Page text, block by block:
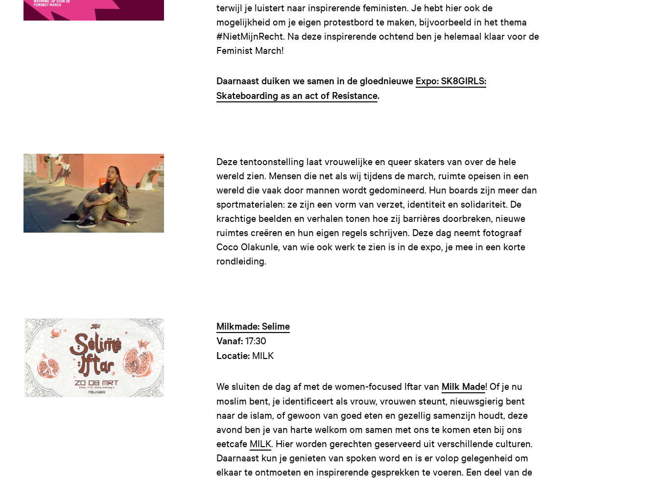
terwijl je luistert naar inspirerende feministen. Je hebt hier ook de
mogelijkheid om je eigen protestbord te maken, bijvoorbeeld in het thema
#NietMijnRecht. Na deze inspirerende ochtend ben je helemaal klaar voor de
Feminist March!
Daarnaast duiken we samen in de gloednieuwe Expo: SK8GIRLS:
Skateboarding as an act of Resistance.
Deze tentoonstelling laat vrouwelijke en queer skaters van over de hele
wereld zien. Mensen die net als wij tijdens de march, ruimte opeisen in een
wereld die vaak door mannen wordt gedomineerd. Hun boards zijn meer dan
sportmaterialen: ze zijn een vorm van verzet, identiteit en solidariteit. De
krachtige beelden en verhalen tonen hoe zij barrières doorbreken, nieuwe
ruimtes creëren en hun eigen regels schrijven. Deze dag neemt fotograaf
Coco Olakunle, van wie ook werk te zien is in de expo, je mee in een korte
rondleiding.
Milkmade: Selime
Vanaf: 17:30
Locatie: MILK
We sluiten de dag af met de women-focused Iftar van Milk Made! Of je nu
moslim bent, je identificeert als vrouw, vrouwen steunt, nieuwsgierig bent
naar de islam, of gewoon van goed eten en gezellig samenzijn houdt, deze
avond ben je van harte welkom om samen met ons te komen eten bij ons
eetcafe MILK . Hier worden gerechten geserveerd uit verschillende culturen.
Daarnaast kun je genieten van spoken word en is er volop gelegenheid om
elkaar te ontmoeten en inspirerende gesprekken te voeren. Een deel van de